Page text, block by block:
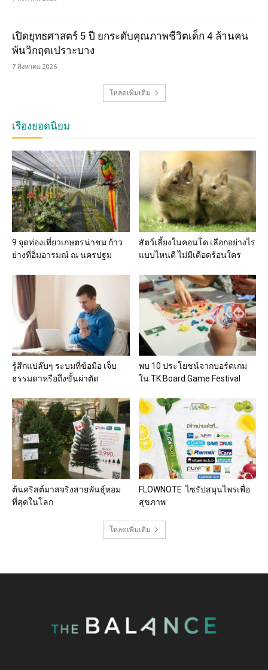
เปิดยุทธศาสตร์ 5 ปี ยกระดับคุณภาพชีวิตเด็ก 4 ล้านคน
พ้นวิกฤตเปราะบาง
7 สิงหาคม 2026
โหลดเพิ่มเติม
เรื่องยอดนิยม
9 จุดท่องเที่ยวเกษตรน่าชม ก้าว
ย่างที่อิ่มอารมณ์ ณ นครปฐม
สัตว์เลี้ยงในคอนโด เลือกอย่างไร
แบบไหนดี ไม่มีเดือดร้อนใคร
รู้สึกแปล๊บๆ ระบมที่ข้อมือ เจ็บ
ธรรมดาหรือถึงขั้นผ่าตัด
พบ 10 ประโยชน์จากบอร์ดเกม
ใน TK Board Game Festival
ต้นคริสต์มาสจริงสายพันธุ์หอม
ที่สุดในโลก
FLOWNOTE ไซรัปสมุนไพรเพื่อ
สุขภาพ
โหลดเพิ่มเติม